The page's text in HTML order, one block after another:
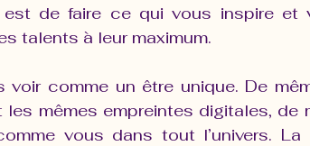
de faire ce qui vous inspire et
talents à leur maximum.
comme un être unique. De
mêmes empreintes digitales, de
vous dans tout l’univers.